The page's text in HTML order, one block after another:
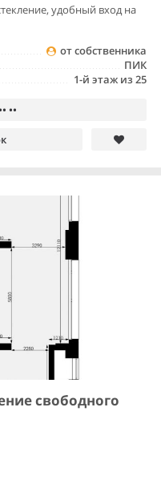
удобный вход на
от собственника
ПИК
1-й этаж из 25
••
свободного